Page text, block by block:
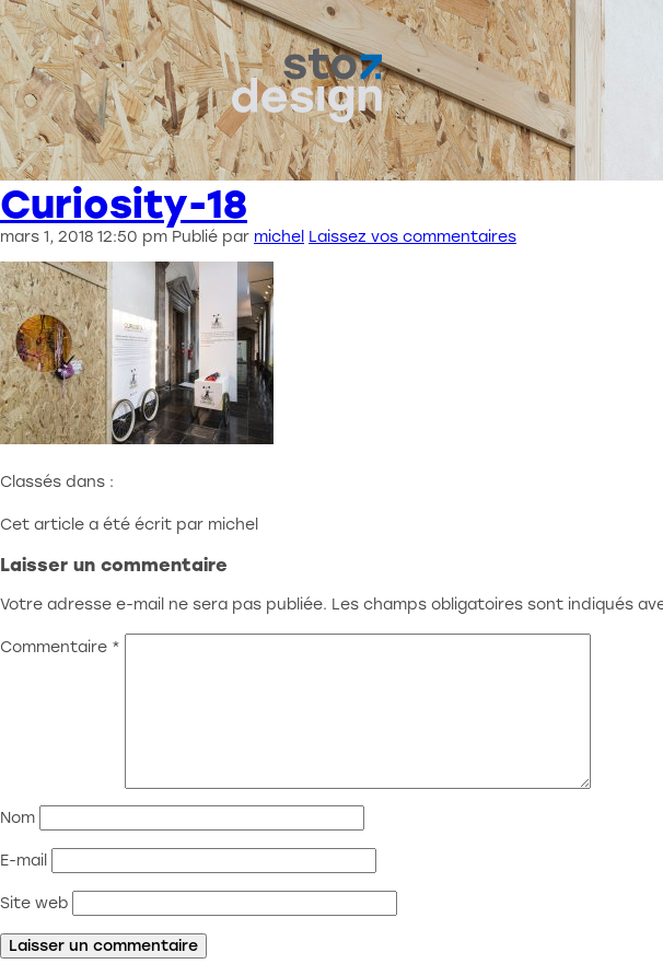
Curiosity-18
mars 1, 2018 12:50 pm Publié par michel Laissez vos commentaires
Classés dans :
Cet article a été écrit par michel
Laisser un commentaire
Votre adresse e-mail ne sera pas publiée. Les champs obligatoires sont indiqués
Commentaire *
Nom
E-mail
Site web
6870 Saint-